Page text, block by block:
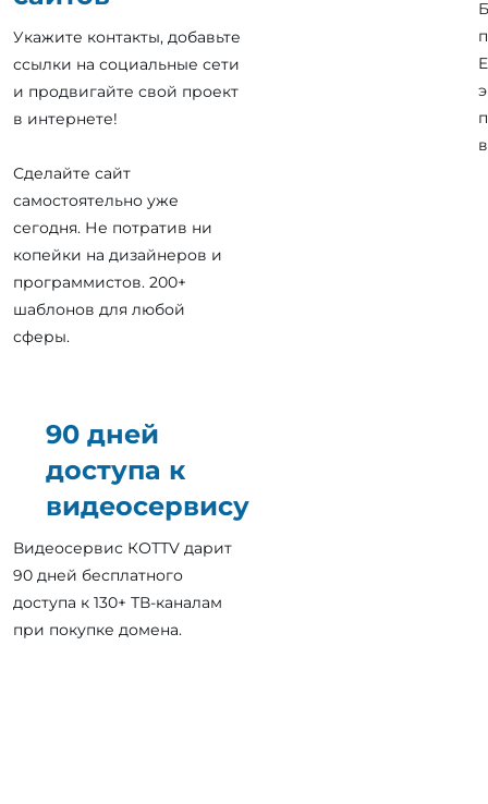
Укажите контакты, добавьте
ссылки на социальные сети
и продвигайте свой проект
в интернете!
Сделайте сайт
самостоятельно уже
сегодня. Не потратив ни
копейки на дизайнеров и
программистов. 200+
шаблонов для любой
сферы.
90 дней
доступа к
видеосервису
Видеосервис КОТТV дарит
90 дней бесплатного
доступа к 130+ ТВ-каналам
при покупке домена.